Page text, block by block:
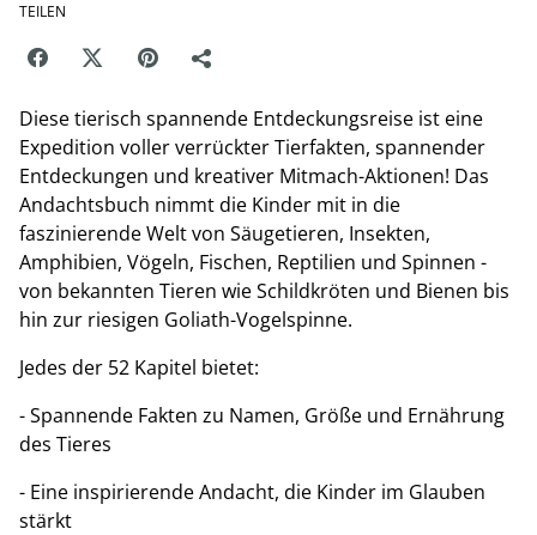
TEILEN
Diese tierisch spannende Entdeckungsreise ist eine
Expedition voller verrückter Tierfakten, spannender
Entdeckungen und kreativer Mitmach-Aktionen! Das
Andachtsbuch nimmt die Kinder mit in die
faszinierende Welt von Säugetieren, Insekten,
Amphibien, Vögeln, Fischen, Reptilien und Spinnen -
von bekannten Tieren wie Schildkröten und Bienen bis
hin zur riesigen Goliath-Vogelspinne.
Jedes der 52 Kapitel bietet:
- Spannende Fakten zu Namen, Größe und Ernährung
des Tieres
- Eine inspirierende Andacht, die Kinder im Glauben
stärkt